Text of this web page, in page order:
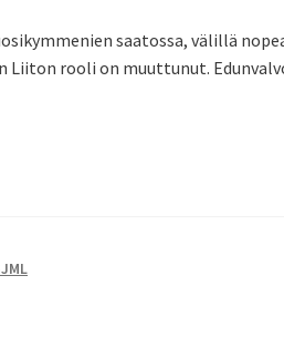
saatossa, välillä
Liiton rooli on muuttunut.